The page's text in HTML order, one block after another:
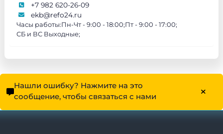
+7 982 620-26-09
ekb@refo24.ru
Часы работы:Пн-Чт - 9:00 - 18:00;Пт - 9:00 - 17:00;
СБ и ВС Выходные;
Нашли ошибку? Нажмите на это
сообщение, чтобы связаться с нами